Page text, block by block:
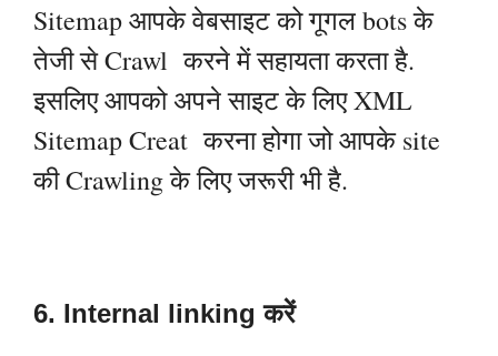
Sitemap आपके वेबसाइट को गूगल bots के
तेजी से Crawl करने में सहायता करता है.
इसलिए आपको अपने साइट के लिए XML
Sitemap Creat करना होगा जो आपके site
की Crawling के लिए जरूरी भी है.
6. Internal linking करें